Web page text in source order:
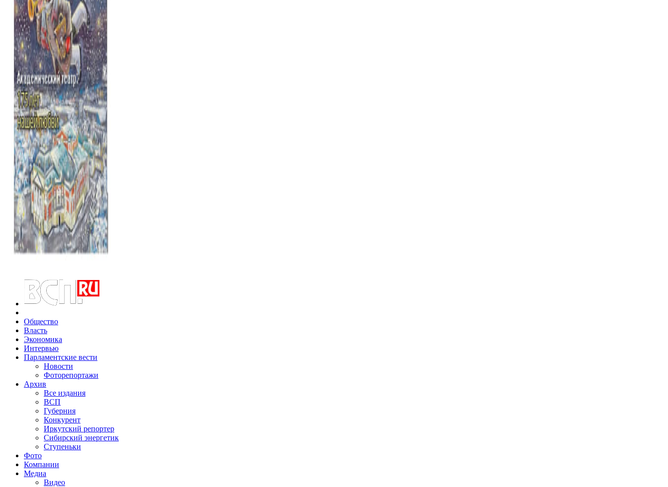
Общество
Власть
Экономика
Интервью
Парламентские вести
Новости
Фоторепортажи
Архив
Все издания
ВСП
Губерния
Конкурент
Иркутский репортер
Сибирский энергетик
Ступеньки
Фото
Компании
Медиа
Видео